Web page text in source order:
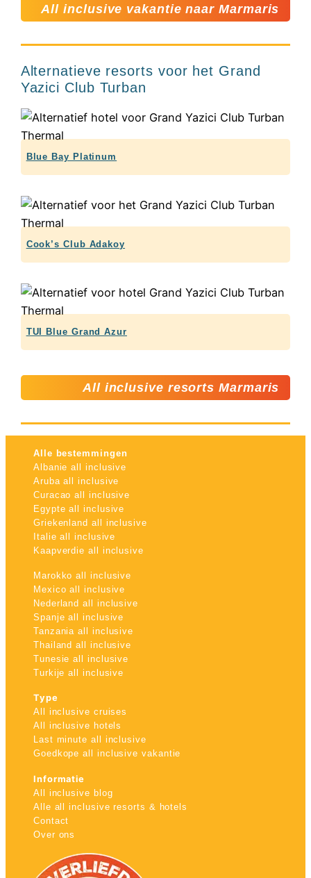
All inclusive vakantie naar Marmaris
Alternatieve resorts voor het Grand
Yazici Club Turban
Blue Bay Platinum
Cook’s Club Adakoy
TUI Blue Grand Azur
All inclusive resorts Marmaris
Alle bestemmingen
Albanie all inclusive
Aruba all inclusive
Curacao all inclusive
Egypte all inclusive
Griekenland all inclusive
Italie all inclusive
Kaapverdie all inclusive
Marokko all inclusive
Mexico all inclusive
Nederland all inclusive
Spanje all inclusive
Tanzania all inclusive
Thailand all inclusive
Tunesie all inclusive
Turkije all inclusive
Type
All inclusive cruises
All inclusive hotels
Last minute all inclusive
Goedkope all inclusive vakantie
Informatie
All inclusive blog
Alle all inclusive resorts & hotels
Contact
Over ons